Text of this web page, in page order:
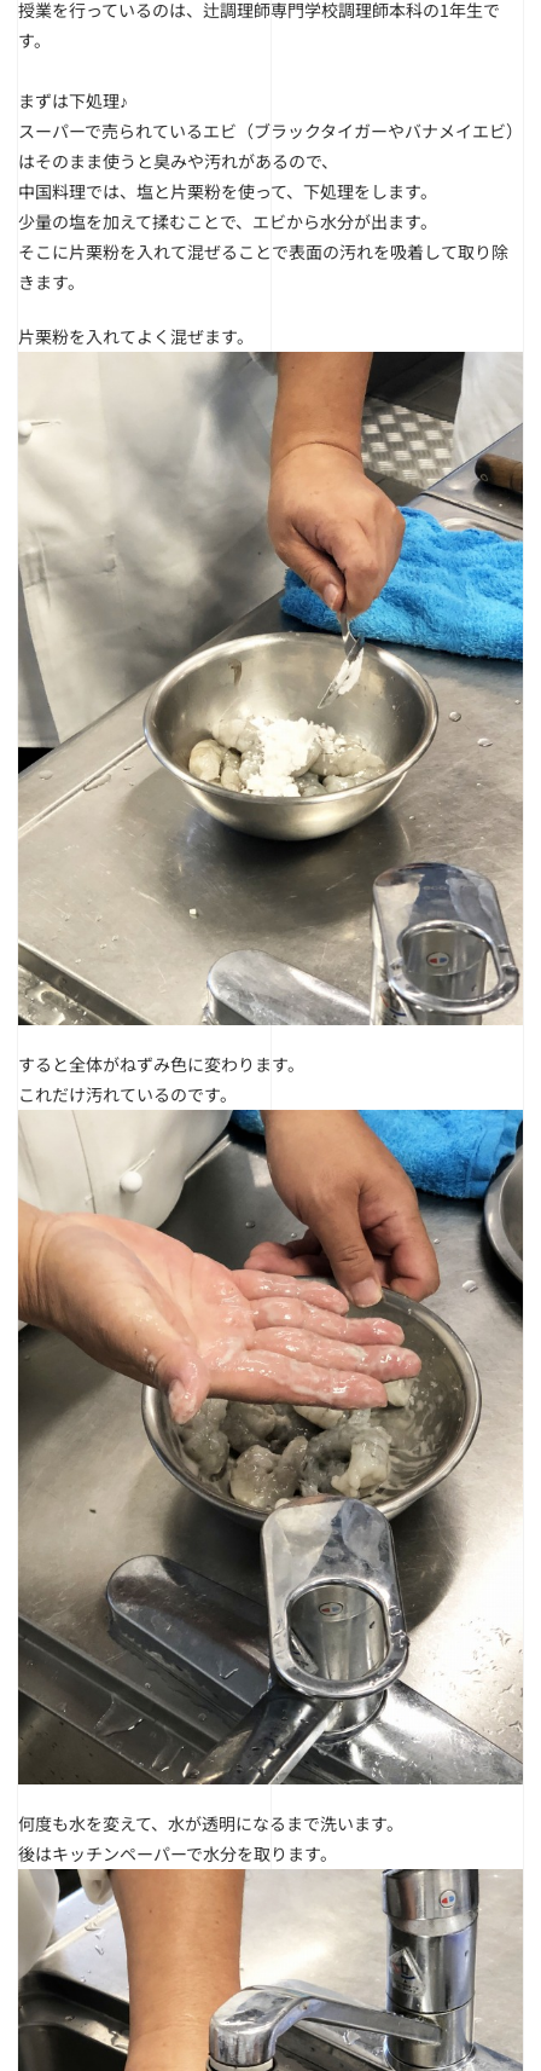
授業を行っているのは、辻調理師専門学校調理師本科の1年生で
す。
まずは下処理♪
スーパーで売られているエビ（ブラックタイガーやバナメイエビ）
はそのまま使うと臭みや汚れがあるので、
中国料理では、塩と片栗粉を使って、下処理をします。
少量の塩を加えて揉むことで、エビから水分が出ます。
そこに片栗粉を入れて混ぜることで表面の汚れを吸着して取り除
きます。
片栗粉を入れてよく混ぜます。
すると全体がねずみ色に変わります。
これだけ汚れているのです。
何度も水を変えて、水が透明になるまで洗います。
後はキッチンペーパーで水分を取ります。